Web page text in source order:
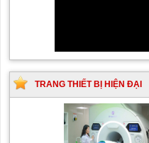
TRANG THIẾT BỊ HIỆN ĐẠI